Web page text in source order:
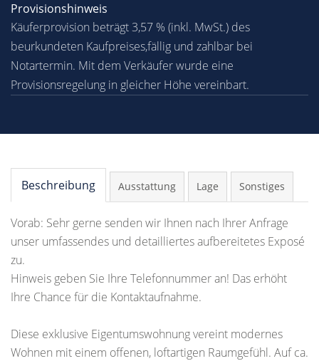
Provisionshinweis
Käuferprovision beträgt 3,57 % (inkl. MwSt.) des
beurkundeten Kaufpreises,fällig und zahlbar bei
Notartermin. Mit dem Verkäufer wurde eine
Provisionsregelung in gleicher Höhe vereinbart.
Beschreibung Ausstattung Lage Sonstiges
Vorab: Sehr gerne senden wir Ihnen nach Ihrer Anfrage
unser umfassendes und detailliertes aufbereitetes Exposé
zu.
Hinweis geben Sie Ihre Telefonnummer an! Das erhöht
Ihre Chance für die Kontaktaufnahme.
Diese exklusive Eigentumswohnung vereint modernes
Wohnen mit einem offenen, loftartigen Raumgefühl. Auf ca.